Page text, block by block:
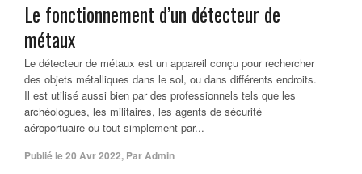
Le fonctionnement d’un détecteur de
métaux
Le détecteur de métaux est un appareil conçu pour rechercher
des objets métalliques dans le sol, ou dans différents endroits.
Il est utilisé aussi bien par des professionnels tels que les
archéologues, les militaires, les agents de sécurité
aéroportuaire ou tout simplement par...
Publié le20 Avr 2022, ParAdmin